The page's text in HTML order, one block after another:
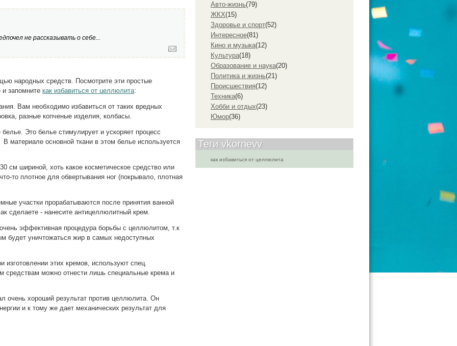
не рассказывать о себе...
народных средств. Посмотрите эти простые
и запомните как избавиться от целлюлита:
Вам необходимо избавиться от таких вредных
разные копченые изделия, колбасы.
Это белье стимулирует и ускоряет процесс
материале основной ткани в этом белье используется
см шириной, хоть какое косметическое средство или
то плотное для обвертывания ног (покрывало, плотная
участки прорабатываются после принятия ванной
сделаете - нанесите антицеллюлитный крем.
эффективная процедура борьбы с целлюлитом, т.к
будет уничтожаться жир в самых недоступных
изготовлении этих кремов, используют спец.
средствам можно отнести лишь специальные крема и
очень хороший результат против целлюлита. Он
и к тому же дает механических результат для
Авто-жизнь(79)
ЖКХ(15)
Здоровье и спорт(52)
Интересное(81)
Кино и музыка(12)
Культура(18)
Образование и наука(20)
Политика и жизнь(21)
Проиcшествия(12)
Техника(6)
Хобби и отдых(23)
Юмор(36)
Теги vkornevv
как избавиться от целлюлита